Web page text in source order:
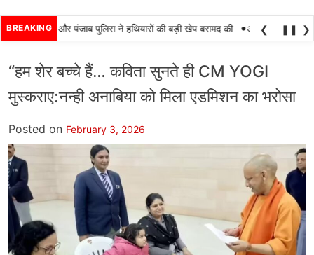
BREAKINGBSF और पंजाब पुलिस ने हथियारों की बड़ी खेप बरामद की • अमन अरोड़ा ने
❮ ❚❚ ❯
“हम शेर बच्चे हैं… कविता सुनते ही CM YOGI
मुस्कराए:नन्ही अनाबिया को मिला एडमिशन का भरोसा
Posted on February 3, 2026